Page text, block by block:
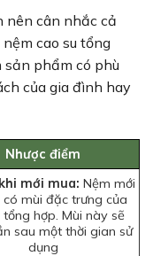
nên cân nhắc cả
cao su tổng
sản phẩm có phù
của gia đình hay
Nhược điểm
mới mua: Nệm mới
có mùi đặc trưng của
hợp. Mùi này sẽ
sau một thời gian sử
dụng